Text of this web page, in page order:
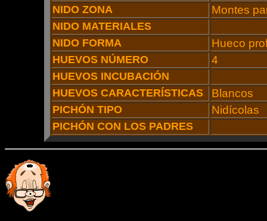
NIDO ZONA Montes
NIDO MATERIALES
NIDO FORMA
Hueco
HUEVOS NÚMERO 4
HUEVOS INCUBACIÓN
HUEVOS CARACTERÍSTICAS
Blancos
PICHÓN TIPO Nidícolas
PICHÓN CON LOS PADRES